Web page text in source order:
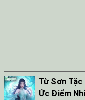
Từ Sơn
Ức Điểm